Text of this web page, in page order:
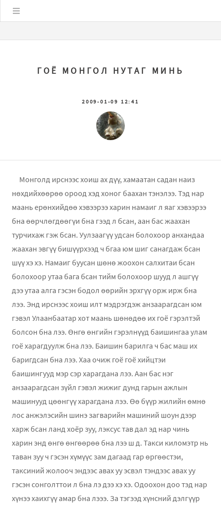
ГОЁ МОНГОЛ НУТАГ МИНЬ
2009-01-09 12:41
Монголд ирснээс хоиш ах дүү, хамаатан садан наиз
нөхдийхөөрөө ороод хэд хоног баахан тэнэлээ. Тэд нар
маань ерөнхийдөө хэвээрээ харин намаиг л яаг хэвээрээ
бна өөрчлөгдөөгүи бна гээд л бсан, аан бас жаахан
турчихаж гэж бсан. Уулзаагүү удсан болохоор анхандаа
жаахан эвгүү бишүүрхээд ч бгаа юм шиг санагдаж бсан
шүү хэ хэ. Намаиг буусан шөнө жоохон салхитаи бсан
болохоор утаа бага бсан тийм болохоор шууд л ашгүү
дээ утаа алга гэсэн бодол өөрийн эрхгүү орж ирж бна
лээ. Энд ирснээс хоиш илт мэдрэгдэж анзаарагдсан юм
гэвэл Улаанбаатар хот маань шөнөдөө их гоё гэрэлтэй
болсон бна лээ. Өнгө өнгийн гэрэлнүүд баишингаа улам
гоё харагдуулж бна лээ. Баишин барилга ч бас маш их
баригдсан бна лээ. Хаа очиж гоё гоё хийцтэи
баишингууд мэр сэр харагдана лээ. Аан бас нэг
анзаарагдсан зүйл гэвэл жижиг дунд гарын ажлын
машинууд цөөнгүү харагдана лээ. Өө бүүр жилийн өмнө
лос анжэлэсийн шинэ загварийн машиний шоун дээр
харж бсан ланд хоёр зуу, лэксус тав дал эд нар чинь
харин энд өнгө өнгөөрөө бна лээ ш д. Такси киломэтр нь
таван зуу ч гэсэн хүмүүс зам дагаад гар өргөөстэи,
таксиний жолооч эндээс авах уу эсвэл тэндээс авах уу
гэсэн сонголттои л бна лэ дээ хэ хэ. Одоохон доо тэд нар
хүнээ хаихгүү амар бна лэээ. За тэгээд хүнсний дэлгүүр